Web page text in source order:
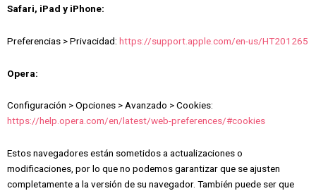
Safari, iPad y iPhone:
Preferencias > Privacidad: https://support.apple.com/en-us/HT201265
Opera:
Configuración > Opciones > Avanzado > Cookies:
https://help.opera.com/en/latest/web-preferences/#cookies
Estos navegadores están sometidos a actualizaciones o
modificaciones, por lo que no podemos garantizar que se ajusten
completamente a la versión de su navegador. También puede ser que